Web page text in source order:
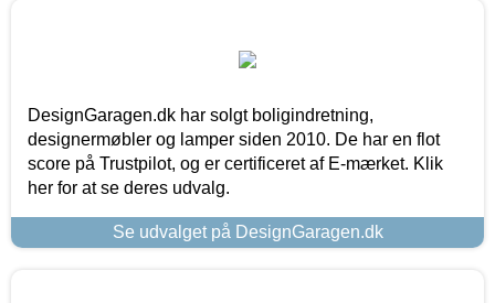
DesignGaragen.dk har solgt boligindretning,
designermøbler og lamper siden 2010. De har en flot
score på Trustpilot, og er certificeret af E-mærket. Klik
her for at se deres udvalg.
Se udvalget på DesignGaragen.dk